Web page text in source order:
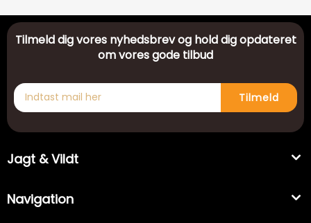
Tilmeld dig vores nyhedsbrev og hold dig opdateret
om vores gode tilbud
Tilmeld
Jagt & Vildt
Navigation